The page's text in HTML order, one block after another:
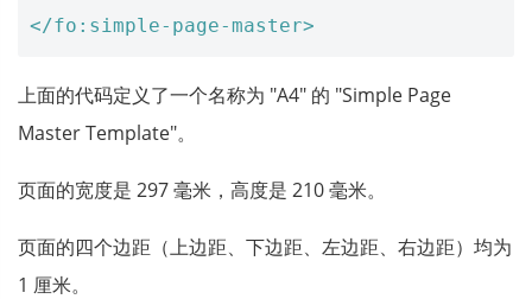
</fo:simple-page-master>
上面的代码定义了一个名称为 "A4" 的 "Simple Page
Master Template"。
页面的宽度是 297 毫米，高度是 210 毫米。
页面的四个边距（上边距、下边距、左边距、右边距）均为
1 厘米。